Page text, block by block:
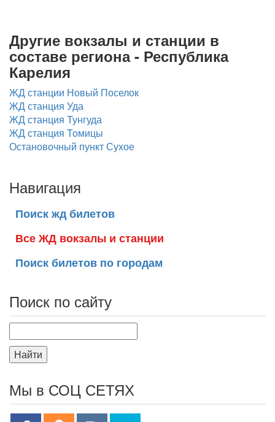
Другие вокзалы и станции в
составе региона - Республика
Карелия
ЖД станции Новый Поселок
ЖД станция Уда
ЖД станция Тунгуда
ЖД станция Томицы
Остановочный пункт Сухое
Навигация
Поиск жд билетов
Все ЖД вокзалы и станции
Поиск билетов по городам
Поиск по сайту
Найти
Мы в СОЦ СЕТЯХ